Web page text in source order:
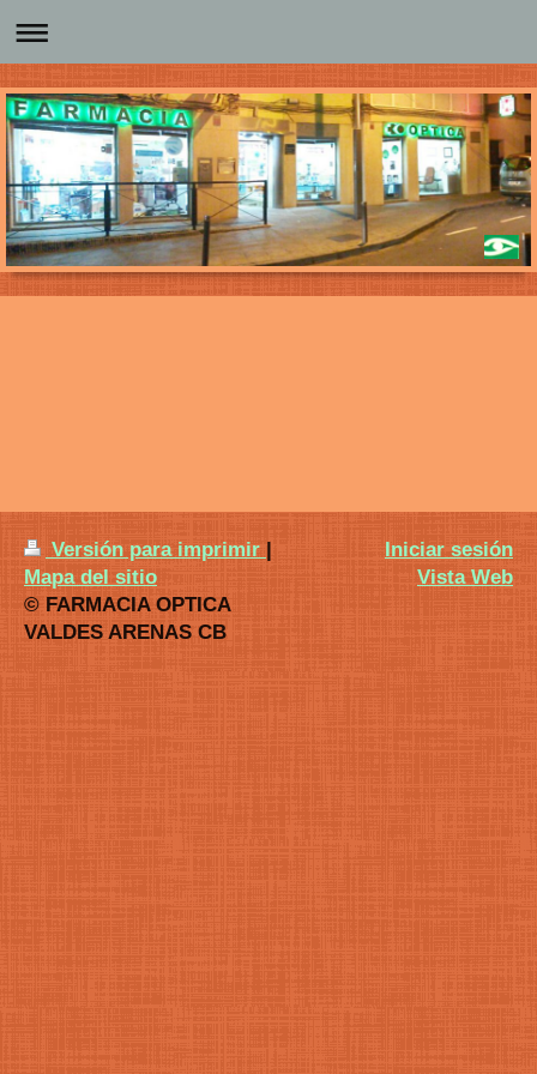
Versión para imprimir
Mapa del sitio
© FARMACIA OPTICA
VALDES ARENAS CB
Iniciar sesión
Vista Web